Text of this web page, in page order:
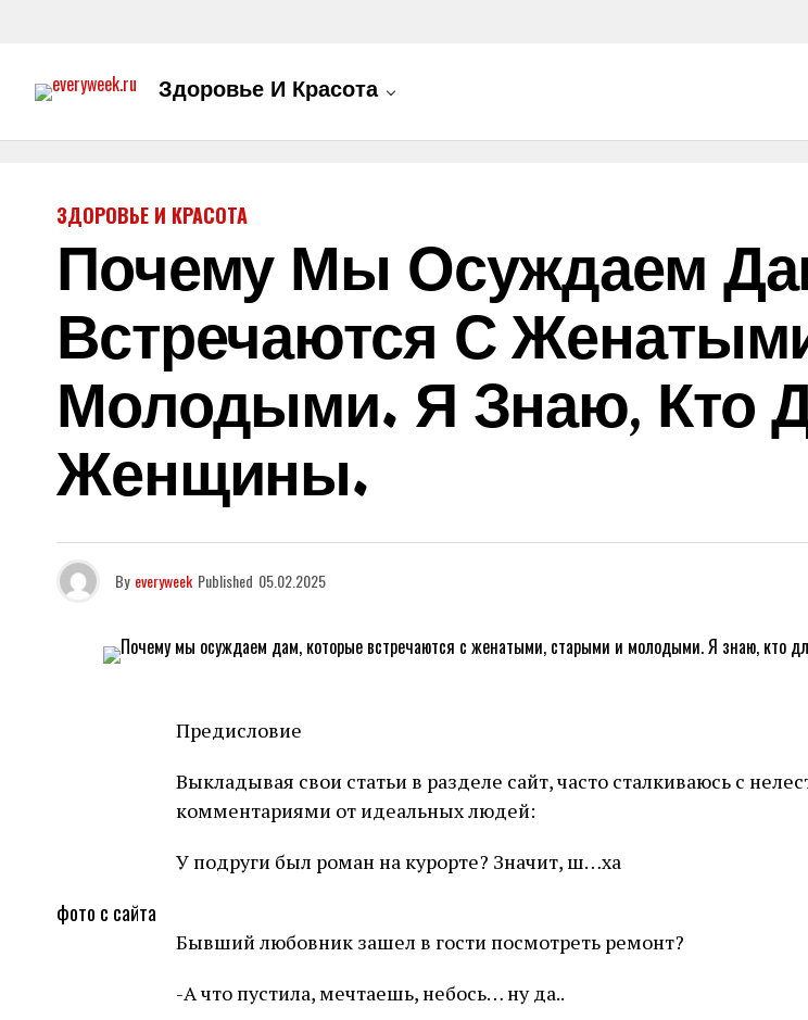
Здоровье И Красота
ЗДОРОВЬЕ И КРАСОТА
Почему Мы Осуждаем
Встречаются С
Молодыми. Я Знаю, Кто
Женщины.
By everyweek Published 05.02.2025
Предисловие
Выкладывая свои статьи в разделе сайт, часто сталкиваюсь с
комментариями от идеальных людей:
У подруги был роман на курорте? Значит, ш…ха
фото с сайта
Бывший любовник зашел в гости посмотреть ремонт?
-А что пустила, мечтаешь, небось… ну да..